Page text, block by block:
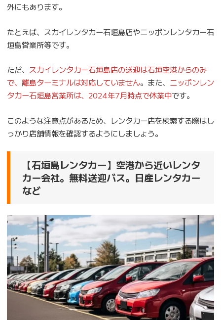
外にもあります。
たとえば、スカイレンタカー石垣島店やニッポンレンタカー石
垣島営業所等です。
ただ、 スカイレンタカー石垣島店の送迎は石垣空港からのみ
で、離島ターミナルは対応していません。また、 ニッポンレン
タカー石垣島営業所は、2024年7月時点で休業中です。
このような注意点があるため、レンタカー店を検索する際はし
っかり店舗情報を確認するようにしましょう。
【石垣島レンタカー】空港から近いレンタ
カー会社。無料送迎バス。日産レンタカー
など